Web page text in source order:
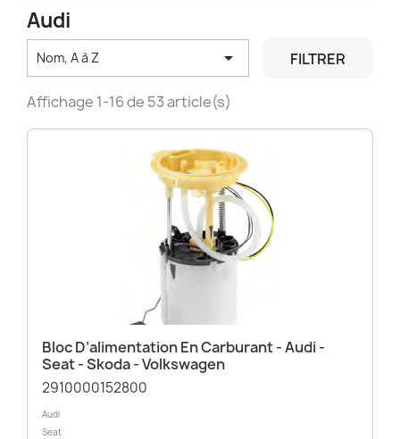
Audi
Nom, A à Z  FILTRER
Affichage 1-16 de 53 article(s)
Bloc D’alimentation En Carburant - Audi -
Seat - Skoda - Volkswagen
2910000152800
Audi
Seat